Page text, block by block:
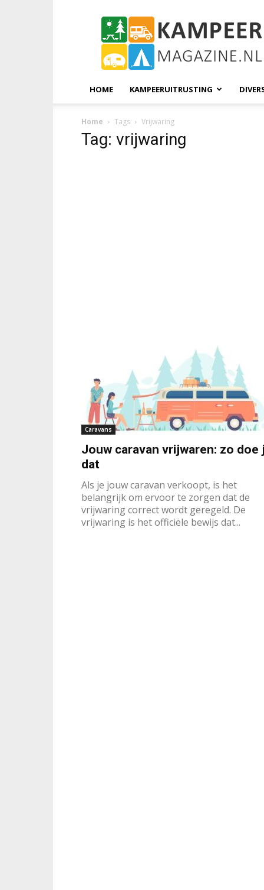
KampeerMagazine
HOME KAMPEERUITRUSTING
Home Tags Vrijwaring
Tag: vrijwaring
Caravans
Jouw caravan vrijwaren: zo doe
dat
Als je jouw caravan verkoopt, is het
belangrijk om ervoor te zorgen dat de
vrijwaring correct wordt geregeld. De
vrijwaring is het officiële bewijs dat...